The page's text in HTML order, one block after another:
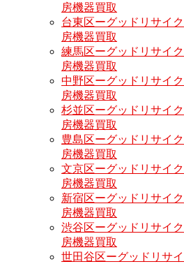
房機器買取
台東区ーグッドリサイ
房機器買取
練馬区ーグッドリサイ
房機器買取
中野区ーグッドリサイ
房機器買取
杉並区ーグッドリサイ
房機器買取
豊島区ーグッドリサイ
房機器買取
文京区ーグッドリサイ
房機器買取
新宿区ーグッドリサイ
房機器買取
渋谷区ーグッドリサイ
房機器買取
世田谷区ーグッドリサ